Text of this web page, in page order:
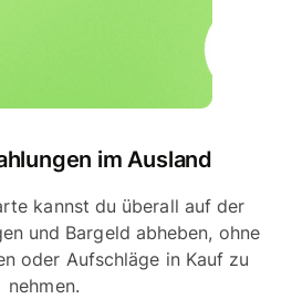
im Ausland
kannst du überall auf der
und Bargeld abheben, ohne
oder Aufschläge in Kauf zu
nehmen.